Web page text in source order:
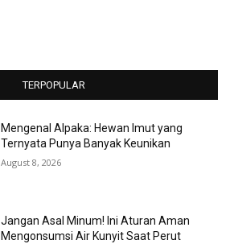
TERPOPULAR
Mengenal Alpaka: Hewan Imut yang
Ternyata Punya Banyak Keunikan
August 8, 2026
Jangan Asal Minum! Ini Aturan Aman
Mengonsumsi Air Kunyit Saat Perut